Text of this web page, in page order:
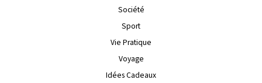
Société
Sport
Vie Pratique
Voyage
Idées Cadeaux